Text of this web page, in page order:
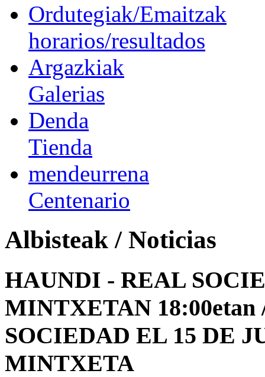
Ordutegiak/Emaitzak
horarios/resultados
Argazkiak
Galerias
Denda
Tienda
mendeurrena
Centenario
Albisteak / Noticias
HAUNDI - REAL
MINTXETAN
SOCIEDAD EL 15 DE
MINTXETA